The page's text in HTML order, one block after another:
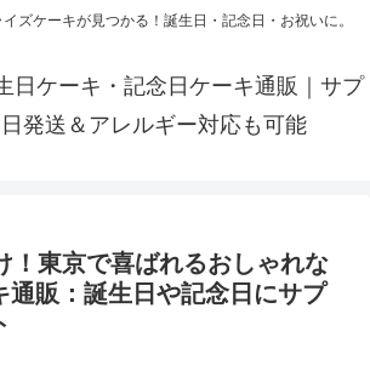
ズケーキが見つかる！誕生日・記念日・お祝いに。
日ケーキ・記念日ケーキ通販｜サプ
発送＆アレルギー対応も可能
！東京で喜ばれるおしゃれな
通販：誕生日や記念日にサプ